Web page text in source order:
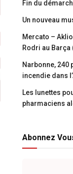
Fin du
Un nouveau
Mercato –
Rodri au Barça
Narbonne, 240
incendie dans
Les lunettes
pharmaciens
Abonnez